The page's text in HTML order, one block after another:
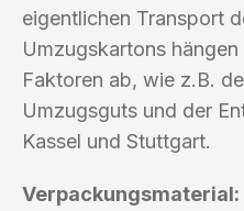
eigentlichen Transport
Umzugskartons
Faktoren ab, wie z.B.
Umzugsguts und der
Kassel und Stuttgart.
Verpackungsmaterial: